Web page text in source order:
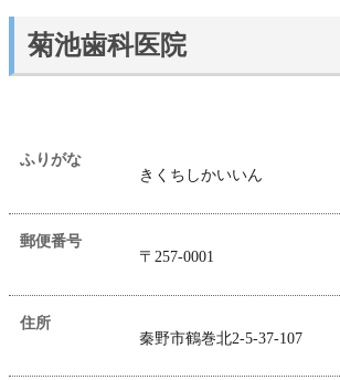
菊池歯科医院
ふりがな
きくちしかいいん
郵便番号
〒257-0001
住所
秦野市鶴巻北2-5-37-107